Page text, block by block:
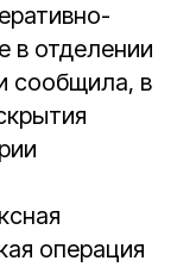
в отделении
сообщила, в
операция